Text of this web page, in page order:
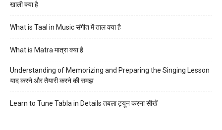
खाली क्या है
What is Taal in Music संगीत में ताल क्या है
What is Matra मात्रा क्या है
Understanding of Memorizing and Preparing the Singing Lesson
याद करने और तैयारी करने की समझ
Learn to Tune Tabla in Details तबला ट्यून करना सीखें